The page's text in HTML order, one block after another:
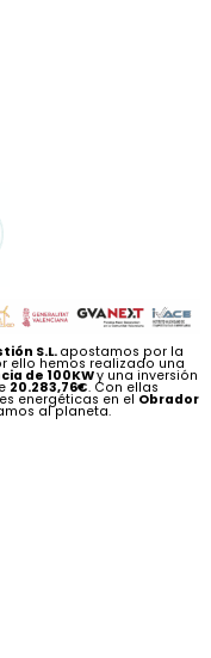
S.L.apostamos por la
ello hemos realizado una
de 100KWy una inversión
20.283,76€. Con ellas
energéticas en el Obrador
al planeta.